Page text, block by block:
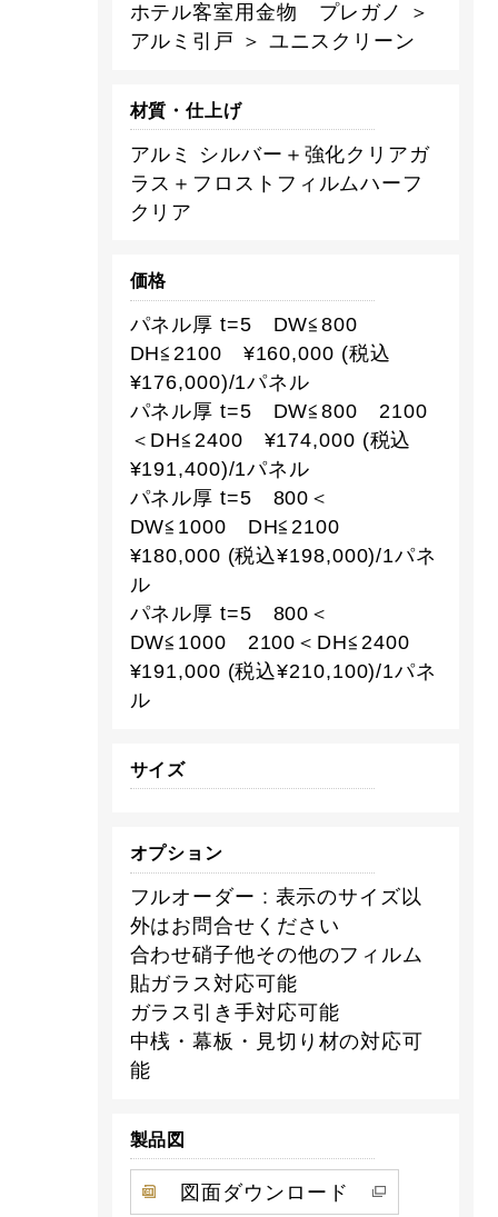
ホテル客室用金物 プレガノ ＞
アルミ引戸 ＞ ユニスクリーン
材質・仕上げ
アルミ シルバー＋強化クリアガ
ラス＋フロストフィルムハーフ
クリア
価格
パネル厚 t=5 DW≦800
DH≦2100 ¥160,000 (税込
¥176,000)/1パネル
パネル厚 t=5 DW≦800 2100
＜DH≦2400 ¥174,000 (税込
¥191,400)/1パネル
パネル厚 t=5 800＜
DW≦1000 DH≦2100
¥180,000 (税込¥198,000)/1パネ
ル
パネル厚 t=5 800＜
DW≦1000 2100＜DH≦2400
¥191,000 (税込¥210,100)/1パネ
ル
サイズ
オプション
フルオーダー : 表示のサイズ以
外はお問合せください
合わせ硝子他その他のフィルム
貼ガラス対応可能
ガラス引き手対応可能
中桟・幕板・見切り材の対応可
能
製品図
図面ダウンロード